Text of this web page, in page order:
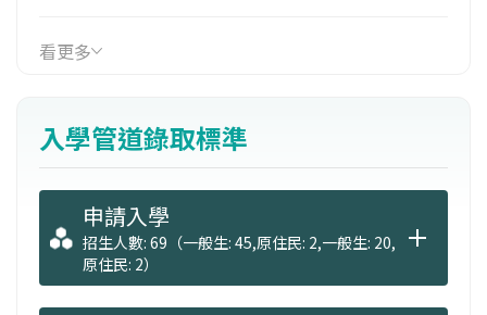
有：1.培養學生正確的價值觀及積極的處事態
電子商務及資訊安全，培養商流、資訊流、物
流與金流自動化與數位化知識。5.培養各項網路
管理相關知識及技能。
看更多
入學管道錄取標準
申請入學
招生人數: 69（一般生: 45,原住民: 2,一般生: 20,
原住民: 2）